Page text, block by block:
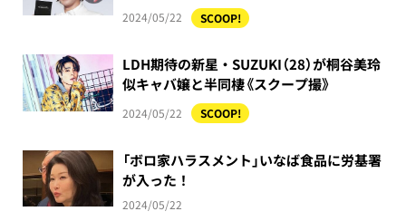
2024/05/22 SCOOP!
LDH期待の新星・SUZUKI（28）が桐谷美玲
似キャバ嬢と半同棲《スクープ撮》
2024/05/22 SCOOP!
「ボロ家ハラスメント」いなば食品に労基署
が入った！
2024/05/22